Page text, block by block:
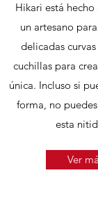
Hikari está
un artesano
delicadas
cuchillas para
única. Incluso si
forma, no
esta
Ver